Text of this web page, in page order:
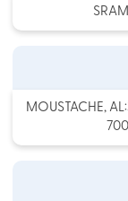
MOUSTACHE,